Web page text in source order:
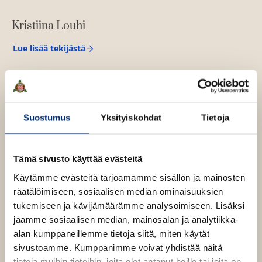
Suostumus Yksityiskohdat Tietoja
Tämä sivusto käyttää evästeitä
Käytämme evästeitä tarjoamamme sisällön ja mainosten
räätälöimiseen, sosiaalisen median ominaisuuksien
tukemiseen ja kävijämäärämme analysoimiseen. Lisäksi
jaamme sosiaalisen median, mainosalan ja analytiikka-
alan kumppaneillemme tietoja siitä, miten käytät
sivustoamme. Kumppanimme voivat yhdistää näitä
u
u
o
o
Kristiina Louhi
Lue lisää tekijästä
K
i
s
t
a
u
h
i
h
t
a
k
u
v
a
h
t
a
k
u
v
a